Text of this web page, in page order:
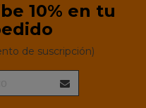
10% en tu
de suscripción)